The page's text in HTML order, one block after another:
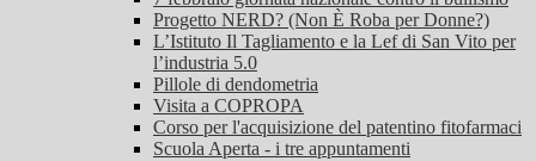
Progetto NERD? (Non È Roba per Donne?)
L’Istituto Il Tagliamento e la Lef di San Vito per
l’industria 5.0
Pillole di dendometria
Visita a COPROPA
Corso per l'acquisizione del patentino fitofarmaci
Scuola Aperta - i tre appuntamenti